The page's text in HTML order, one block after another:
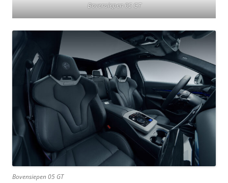
Bovensiepen 05 GT
Bovensiepen 05 GT